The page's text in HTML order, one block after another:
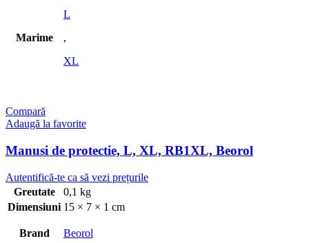
Marime
L
,
XL
Compară
Adaugă la favorite
Manusi de protectie, L, XL, RB1XL, Beorol
Greutate
0,1 kg
Dimensiuni 15 × 7 × 1 cm
Brand Beorol